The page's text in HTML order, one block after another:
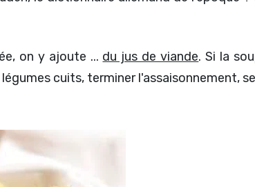
on y ajoute ... du jus de viande. Si la
cuits, terminer l'assaisonnement,